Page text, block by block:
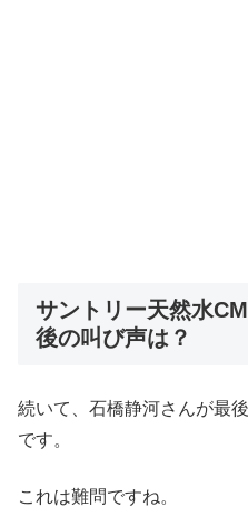
サントリー天然水
後の叫び声は？
続いて、石橋静河さんが最
です。
これは難問ですね。